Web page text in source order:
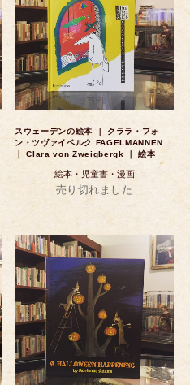
スウェーデンの絵本 ｜ クララ・フォ
ン・ツヴァイベルク FAGELMANNEN
｜ Clara von Zweigbergk ｜ 絵本
絵本・児童書・漫画
売り切れました